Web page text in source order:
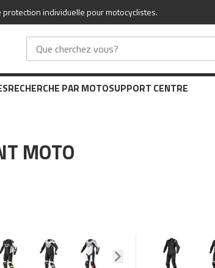
individuelle pour motocyclistes.
RECHERCHE PAR MOTOSUPPORT CENTRE
MOTO